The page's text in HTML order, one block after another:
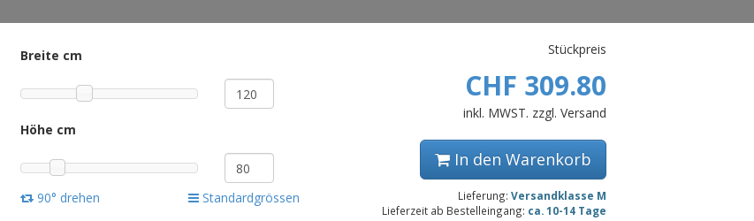
Breite cm
Höhe cm
90° drehen Standardgrössen
Stückpreis
CHF 309.80
inkl. MWST. zzgl. Versand
In den Warenkorb
Lieferung: Versandklasse M
Lieferzeit ab Bestelleingang: ca. 10-14 Tage